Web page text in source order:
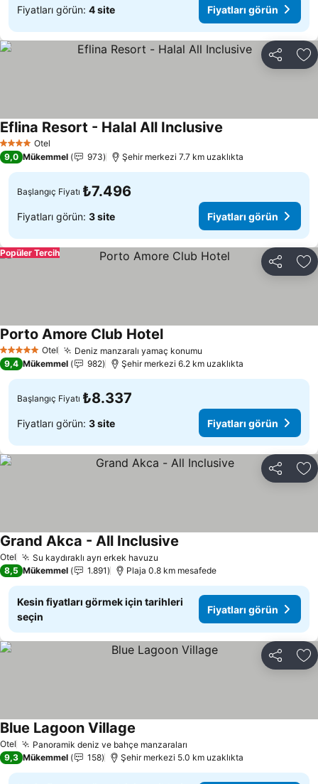
Fiyatları görün: 4 site Fiyatları görün
Paylaş
4 Yıldız Otel
Eflina Resort - Halal All Inclusive
9,0 Mükemmel 973 Şehir merkezi 7.7 km uzaklıkta
Başlangıç Fiyatı ₺7.496
Fiyatları görün: 3 site Fiyatları görün
Paylaş
Popüler Tercih
5 Yıldız Otel Deniz manzaralı yamaç konumu
Porto Amore Club HotelFiyatları görün
9,4 Mükemmel 982 Şehir merkezi 6.2 km uzaklıkta
Başlangıç Fiyatı ₺8.337
Fiyatları görün: 3 site Fiyatları görün
Paylaş
Otel Su kaydıraklı ayrı erkek havuzu
Grand Akca - All Inclusive
8,5 Mükemmel 1.891 Plaja 0.8 km mesafede
Kesin fiyatları görmek için tarihleri
seçin
Fiyatları görün
Paylaş
Otel Panoramik deniz ve bahçe manzaraları
Blue Lagoon Village
9,3 Mükemmel 158 Şehir merkezi 5.0 km uzaklıkta